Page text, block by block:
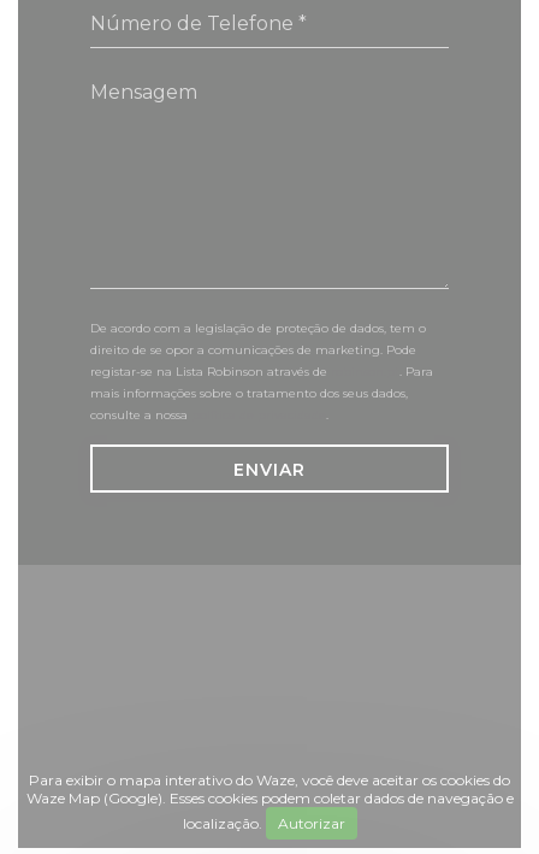
De acordo com a legislação de proteção de dados, tem o
direito de se opor a comunicações de marketing. Pode
registar-se na Lista Robinson através de
. Para
mais informações sobre o tratamento dos seus dados,
consulte a nossa
.
Para exibir o mapa interativo do Waze, você deve aceitar os cookies do
Waze Map (Google). Esses cookies podem coletar dados de navegação e
localização.
Autorizar